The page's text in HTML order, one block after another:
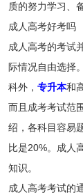
质的努力学习、
成人高考好考吗
成人高考的考试
际情况自由选择
科外， 专升本和
而且成考考试范
绍，各科目容易
比是20%。成人
知识。
成人高考考试的